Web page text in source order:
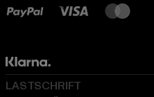
LASTSCHRIFT